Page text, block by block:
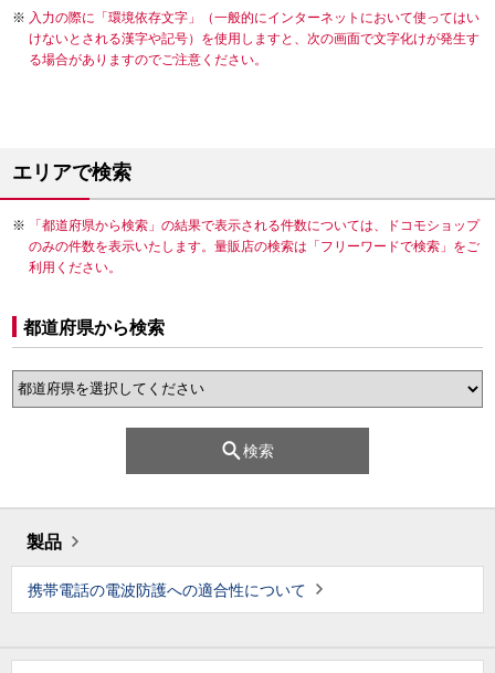
入力の際に「環境依存文字」（一般的にインターネットにおいて使ってはい
けないとされる漢字や記号）を使用しますと、次の画面で文字化けが発生す
る場合がありますのでご注意ください。
エリアで検索
「都道府県から検索」の結果で表示される件数については、ドコモショップ
のみの件数を表示いたします。量販店の検索は「フリーワードで検索」をご
利用ください。
都道府県から検索
検索
製品
携帯電話の電波防護への適合性について